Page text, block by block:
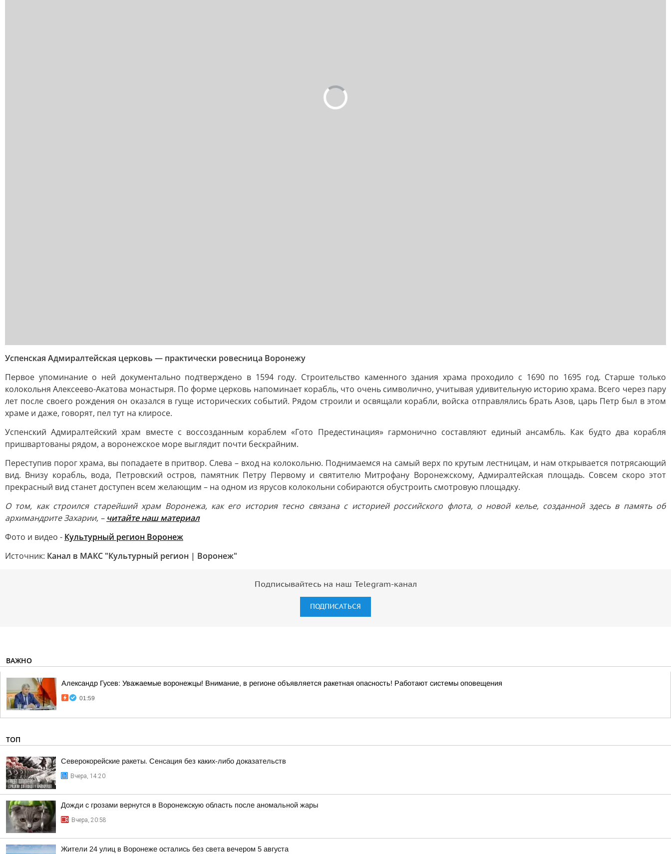
Успенская Адмиралтейская церковь — практически ровесница Воронежу
Первое упоминание о ней документально подтверждено в 1594 году. Строительство каменного здания храма проходило с 1690 по 1695 год. Старше только
колокольня Алексеево-Акатова монастыря. По форме церковь напоминает корабль, что очень символично, учитывая удивительную историю храма. Всего через пару
лет после своего рождения он оказался в гуще исторических событий. Рядом строили и освящали корабли, войска отправлялись брать Азов, царь Петр был в этом
храме и даже, говорят, пел тут на клиросе.
Успенский Адмиралтейский храм вместе с воссозданным кораблем «Гото Предестинация» гармонично составляют единый ансамбль. Как будто два корабля
пришвартованы рядом, а воронежское море выглядит почти бескрайним.
Переступив порог храма, вы попадаете в притвор. Слева – вход на колокольню. Поднимаемся на самый верх по крутым лестницам, и нам открывается потрясающий
вид. Внизу корабль, вода, Петровский остров, памятник Петру Первому и святителю Митрофану Воронежскому, Адмиралтейская площадь. Совсем скоро этот
прекрасный вид станет доступен всем желающим – на одном из ярусов колокольни собираются обустроить смотровую площадку.
О том, как строился старейший храм Воронежа, как его история тесно связана с историей российского флота, о новой келье, созданной здесь в память об
архимандрите Захарии, – читайте наш материал
Фото и видео - Культурный регион Воронеж
Источник: Канал в МАКС "Культурный регион | Воронеж"
Подписывайтесь на наш Telegram-канал
ПОДПИСАТЬСЯ
ВАЖНО
Александр Гусев: Уважаемые воронежцы! Внимание, в регионе объявляется ракетная опасность! Работают системы оповещения
01:59
ТОП
Северокорейские ракеты. Сенсация без каких-либо доказательств
Вчера, 14:20
Дожди с грозами вернутся в Воронежскую область после аномальной жары
Вчера, 20:58
Жители 24 улиц в Воронеже остались без света вечером 5 августа